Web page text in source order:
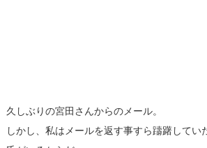
久しぶりの宮田さんからのメール。
しかし、私はメールを返す事すら躊躇してい